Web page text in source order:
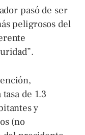
pasó de ser
peligrosos del
de 1.3
y
(no